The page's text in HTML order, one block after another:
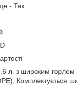
- Так
л. з широким горлом
Комплектується